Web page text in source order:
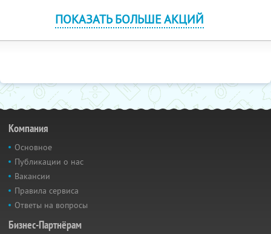
ПОКАЗАТЬ БОЛЬШЕ АКЦИЙ
Компания
Основное
Публикации о нас
Вакансии
Правила сервиса
Ответы на вопросы
Бизнес-Партнёрам